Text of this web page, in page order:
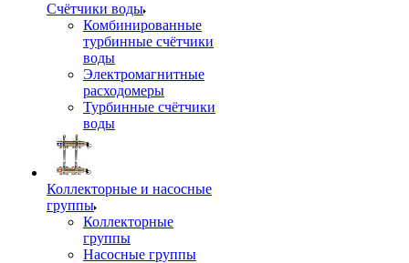
Счётчики воды
Комбинированные
турбинные счётчики
воды
Электромагнитные
расходомеры
Турбинные счётчики
воды
Коллекторные и насосные
группы
Коллекторные
группы
Насосные группы